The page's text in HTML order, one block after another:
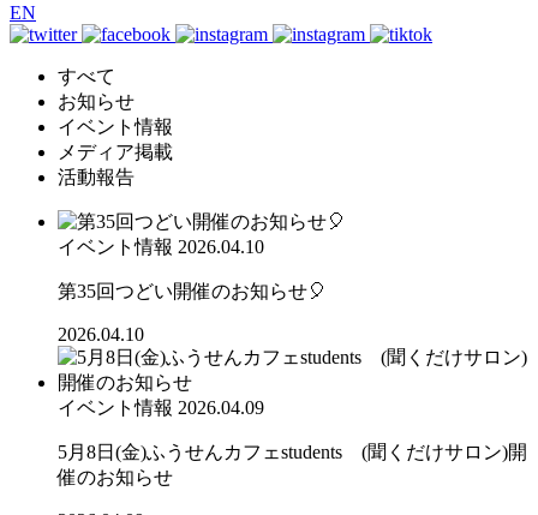
EN
すべて
お知らせ
イベント情報
メディア掲載
活動報告
イベント情報 2026.04.10
第35回つどい開催のお知らせ🎈
2026.04.10
イベント情報 2026.04.09
5月8日(金)ふうせんカフェstudents (聞くだけサロン)開
催のお知らせ